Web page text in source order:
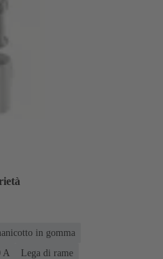
in gomma
A
Lega di rame